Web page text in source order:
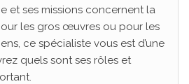
et ses missions concernent la
les gros œuvres ou pour les
ce spécialiste vous est d’une
quels sont ses rôles et